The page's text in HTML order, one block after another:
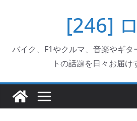
[246]
バイク、F1やクルマ、音楽やギタ
トの話題を日々お届け